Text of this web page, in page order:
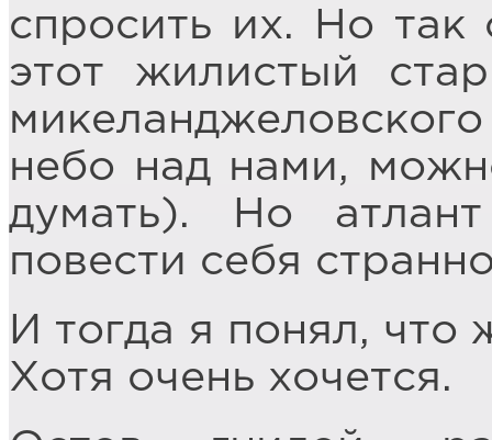
спросить их. Но так
этот жилистый
небо над нами,
думать). Но
повести себя
И тогда я понял, что
Хотя очень хочется.